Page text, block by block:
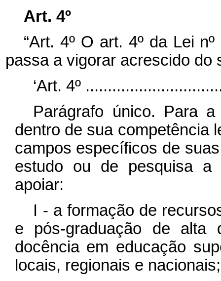
Art. 4º
“Art. 4º O art. 4º da Lei
passa a vigorar acrescido do
‘Art. 4º
Parágrafo único. Para
dentro de sua competência
campos específicos de
estudo ou de pesquisa a
apoiar:
I - a formação de
e pós-graduação de alta
docência em educação
locais, regionais e nacionais;